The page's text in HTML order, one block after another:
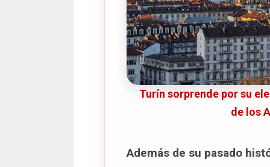
Dónde alojarse en Turín
Lo que más nos gustó
Mapa de los 15 lugares que
Turín sorprende por su
de los
Además de su pasado